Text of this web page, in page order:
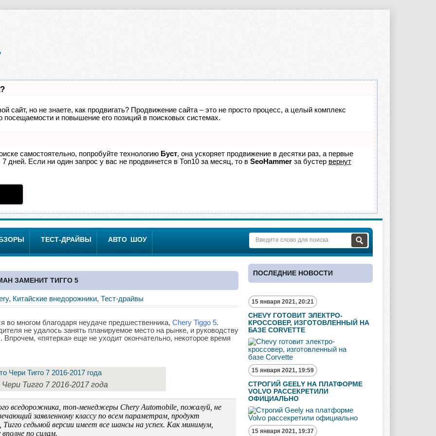
сайт, но не знаете, как продвигать? Продвижение сайта – это не просто процесс, а целый комплекс
посещаемости и повышение его позиций в поисковых системах.
самостоятельно, попробуйте технологию Буст, она ускоряет продвижение в десятки раз, а первые
дней. Если ни один запрос у вас не продвинется в Топ10 за месяц, то в SeoHammer за бустер вернут
ТЕСТ-ДРАЙВЫ АВТО ШОУ
ЗАМЕНИТ ТИГГО 5
, Китайские внедорожники, Тест-драйвы
во многом благодаря неудаче предшественника, Chery Tiggo 5.
не удалось занять планируемое место на рынке, и руководству
«пятерка» еще не уходит окончательно, некоторое время
Тигго 7 2016-2017 года
вседорожника, топ-менеджеры Chery Automobile, пожалуй, не
заявленному классу по всем параметрам, продукт
седьмой версии имеет все шансы на успех. Как минимум,
по силам.
ПОСЛЕДНИЕ НОВОСТИ
15 января 2021, 20:21
CHEVY ГОТОВИТ ЭЛЕКТРО-
КРОССОВЕР, ИЗГОТОВЛЕННЫЙ НА
БАЗЕ CORVETTE
15 января 2021, 19:59
СТРОГИЙ GEELY НА ПЛАТФОРМЕ
VOLVO РАССЕКРЕТИЛИ
ОФИЦИАЛЬНО
15 января 2021, 19:37